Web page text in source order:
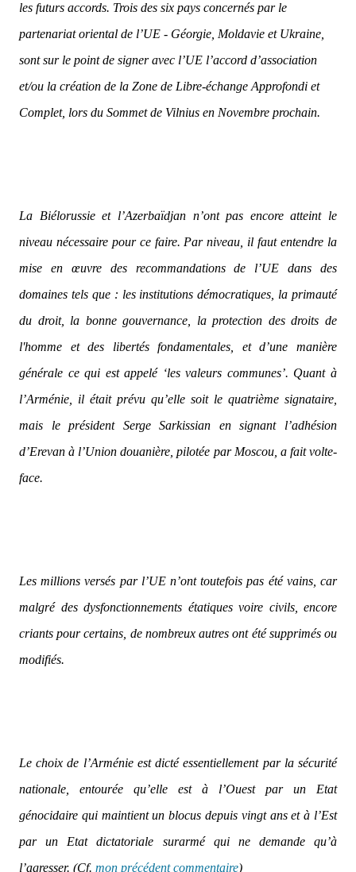
les futurs accords. Trois des six pays concernés par le
partenariat oriental de l’UE - Géorgie, Moldavie et Ukraine,
sont sur le point de signer avec l’UE l’accord d’association
et/ou la création de la Zone de Libre-échange Approfondi et
Complet, lors du Sommet de Vilnius en Novembre prochain.
La Biélorussie et l’Azerbaïdjan n’ont pas encore atteint le
niveau nécessaire pour ce faire. Par niveau, il faut entendre la
mise en œuvre des recommandations de l’UE dans des
domaines tels que : les institutions démocratiques, la primauté
du droit, la bonne gouvernance, la protection des droits de
l'homme et des libertés fondamentales, et d’une manière
générale ce qui est appelé ‘les valeurs communes’. Quant à
l’Arménie, il était prévu qu’elle soit le quatrième signataire,
mais le président Serge Sarkissian en signant l’adhésion
d’Erevan à l’Union douanière, pilotée par Moscou, a fait volte-
face.
Les millions versés par l’UE n’ont toutefois pas été vains, car
malgré des dysfonctionnements étatiques voire civils, encore
criants pour certains, de nombreux autres ont été supprimés ou
modifiés.
Le choix de l’Arménie est dicté essentiellement par la sécurité
nationale, entourée qu’elle est à l’Ouest par un Etat
génocidaire qui maintient un blocus depuis vingt ans et à l’Est
par un Etat dictatoriale surarmé qui ne demande qu’à
l’agresser. (Cf. mon précédent commentaire)